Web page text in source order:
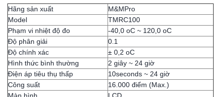
Hãng sản xuất
M&MPro
Model
TMRC100
Phạm vi nhiệt độ đo
-40,0 oC ~ 120,0 oC
Độ phân giải
0.1
Độ chính xác
± 0,2 oC
Hình thức bình thường
2 giây ~ 24 giờ
Điện áp tiêu thụ thấp
10seconds ~ 24 giờ
Công suất
16.000 điểm (Max.)